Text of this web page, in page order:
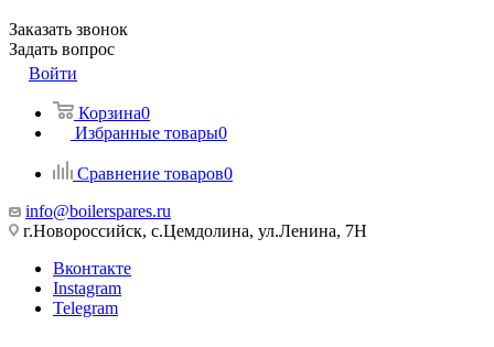
Заказать звонок
Задать вопрос
Войти
Корзина0
Избранные товары0
Сравнение товаров0
info@boilerspares.ru
г.Новороссийск, с.Цемдолина, ул.Ленина, 7Н
Вконтакте
Instagram
Telegram